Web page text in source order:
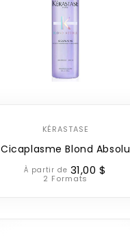
KÉRASTASE
Cicaplasme Blond Absolu
À partir de 31,00 $
2 Formats